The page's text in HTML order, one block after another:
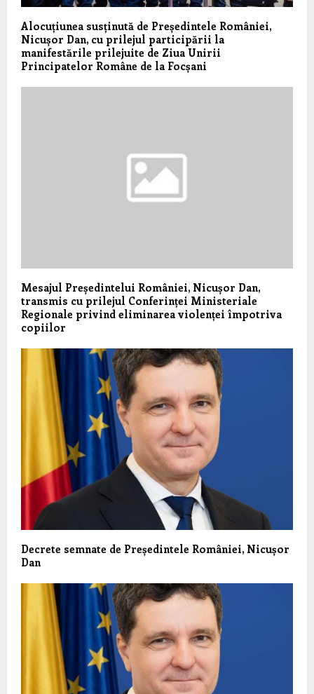
Alocuțiunea susținută de Președintele României,
Nicușor Dan, cu prilejul participării la
manifestările prilejuite de Ziua Unirii
Principatelor Române de la Focșani
Mesajul Președintelui României, Nicușor Dan,
transmis cu prilejul Conferinței Ministeriale
Regionale privind eliminarea violenței împotriva
copiilor
Decrete semnate de Președintele României, Nicușor
Dan